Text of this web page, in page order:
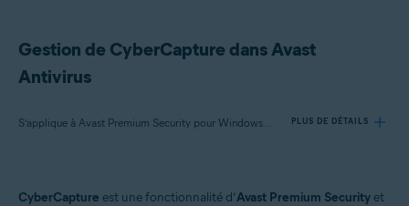
Gestion de CyberCapture dans Avast
Antivirus
S’applique à Avast Premium Security pour Windows, Avast Antivirus Gratuit pour Windows PLUS DE DÉTAILS
Produits:
CyberCapture est une fonctionnalité d’Avast Premium Security et